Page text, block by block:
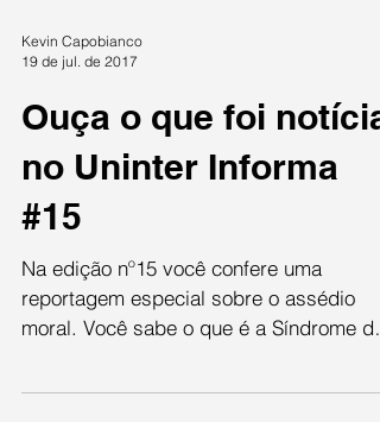
Kevin Capobianco
19 de jul. de 2017
Ouça o que foi notícia
no Uninter Informa
#15
Na edição nº15 você confere uma
reportagem especial sobre o assédio
moral. Você sabe o que é a Síndrome do